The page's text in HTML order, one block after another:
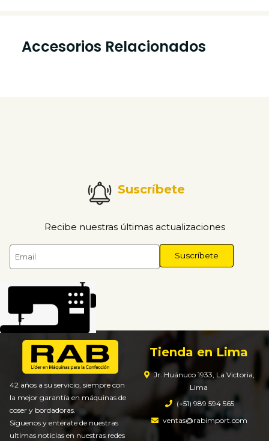
Accesorios Relacionados
Suscríbete
Recibe nuestras últimas actualizaciones
42 años a su servicio, siempre con
la mejor garantía en máquinas de
coser y bordadoras.
Síguenos y entérate de nuestras
ultimas noticias en nuestras redes
Tienda en Lima
Jr. Huánuco 1933, La Victoria,
Lima
(+51) 989 594 565
ventas@rabimport.com